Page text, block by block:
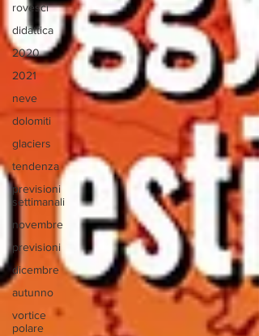
rovesci
didattica
2020
2021
neve
dolomiti
glaciers
tendenza
previsioni
settimanali
novembre
previsioni
dicembre
autunno
vortice
polare